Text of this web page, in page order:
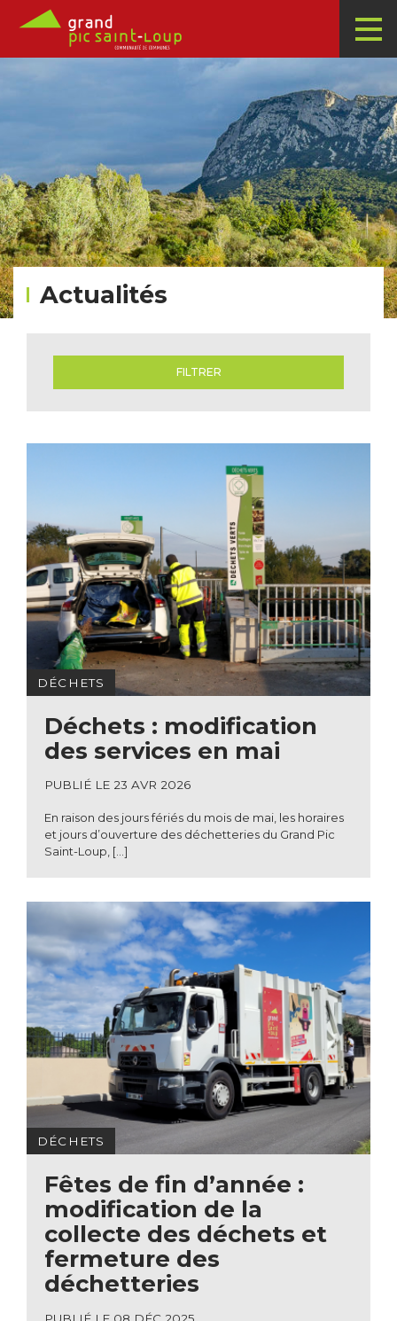
Actualités
FILTRER
DÉCHETS
Déchets : modification
des services en mai
PUBLIÉ LE 23 AVR 2026
En raison des jours fériés du mois de mai, les horaires
et jours d’ouverture des déchetteries du Grand Pic
Saint-Loup, […]
DÉCHETS
Fêtes de fin d’année :
modification de la
collecte des déchets et
fermeture des
déchetteries
PUBLIÉ LE 08 DÉC 2025